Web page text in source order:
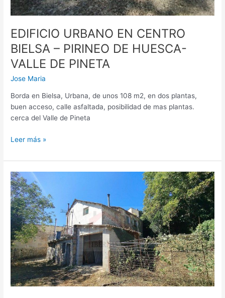
EDIFICIO URBANO EN CENTRO
BIELSA – PIRINEO DE HUESCA-
VALLE DE PINETA
Jose Maria
Borda en Bielsa, Urbana, de unos 108 m2, en dos plantas,
buen acceso, calle asfaltada, posibilidad de mas plantas.
cerca del Valle de Pineta
Leer más »
CASA
DE
PUEBLO
CON
JARDIN
EN
PALO
–
VALLE
LA
FUEVA